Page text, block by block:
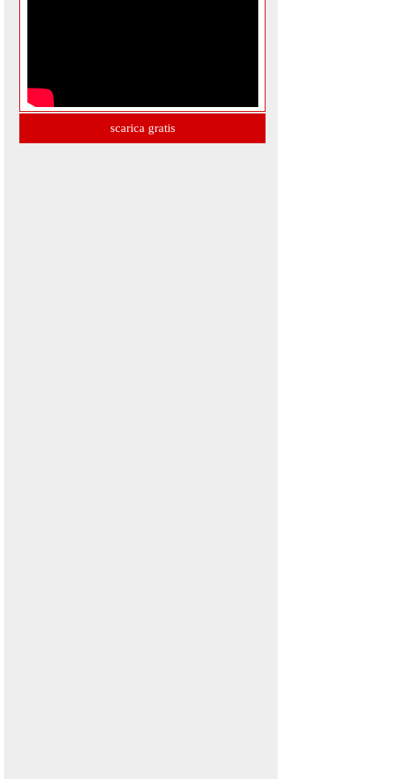
scarica gratis